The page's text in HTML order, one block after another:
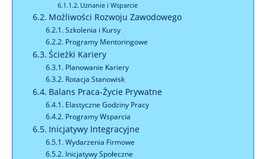
Uznanie i Wsparcie
Możliwości Rozwoju Zawodowego
Szkolenia i Kursy
Programy Mentoringowe
Ścieżki Kariery
Planowanie Kariery
Rotacja Stanowisk
Balans Praca-Życie Prywatne
Elastyczne Godziny Pracy
Programy Wsparcia
Inicjatywy Integracyjne
Wydarzenia Firmowe
Inicjatywy Społeczne